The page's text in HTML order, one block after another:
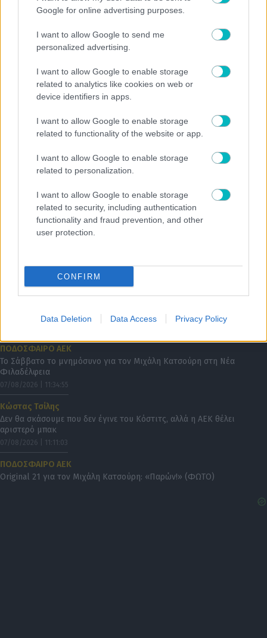
Google for online advertising purposes.
I want to allow Google to send me
personalized advertising.
I want to allow Google to enable storage
related to analytics like cookies on web or
device identifiers in apps.
I want to allow Google to enable storage
related to functionality of the website or app.
I want to allow Google to enable storage
related to personalization.
I want to allow Google to enable storage
related to security, including authentication
functionality and fraud prevention, and other
user protection.
CONFIRM
Data Deletion Data Access Privacy Policy
SUPER LEAGUE
Πουέρτα»
07/08/2026 | 12:33:42
ΠΟΔΟΣΦΑΙΡΟ ΑΕΚ
07/08/2026 | 12:13:01
Λιτσαρδόπουλος
ΠΟΔΟΣΦΑΙΡΟ ΑΕΚ
Το Σάββατο το μνημόσυνο για τον Μιχάλη Κατσούρη στη Νέα
Φιλαδέλφεια
07/08/2026 | 11:34:55
Κώστας Τσίλης
Δεν θα σκάσουμε που δεν έγινε του Κόστιτς, αλλά η ΑΕΚ θέλει
αριστερό μπακ
07/08/2026 | 11:11:03
ΠΟΔΟΣΦΑΙΡΟ ΑΕΚ
Original 21 για τον Μιχάλη Κατσούρη: «Παρών!» (ΦΩΤΟ)